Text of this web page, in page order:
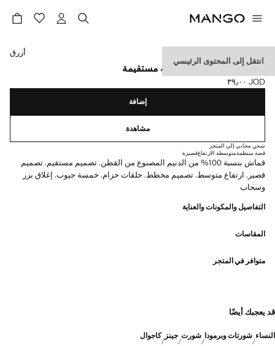
انتقل إلى المحتوى الرئيسي
شورت قصير مخطط بقصة مستقيمة
السعر الحالي [JOD ٣٩٫٠٠ ]
JOD ٣٩٫٠٠
حدد اللون
أزرق
إضافة
مشاهدة
شحن مجاني إلى المتجر
قصة منتظمةمتوسطة الارتفاعقصيرة
قماش بنسبة 100% من الدنيم المصنوع من القطن. تصميم مستقيم. تصميم
قصير. ارتفاع متوسط. تصميم مخطط. حلقات حزام. خمسة جيوب. إغلاق بزر
وسحاب
التفاصيل والمكونات والعناية
المقاسات
متوافر في المتجر
قد يعجبك أيضًا
النساء شورتات وبرمودا شورت جينز كاجوال